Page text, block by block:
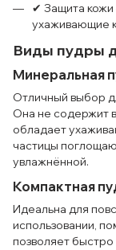
✔ Защита кожи
ухаживающие
Виды пудры
Минеральная
Отличный выбор
Она не содержит
обладает
частицы
увлажнённой.
Компактная
Идеальна для
использовании,
позволяет